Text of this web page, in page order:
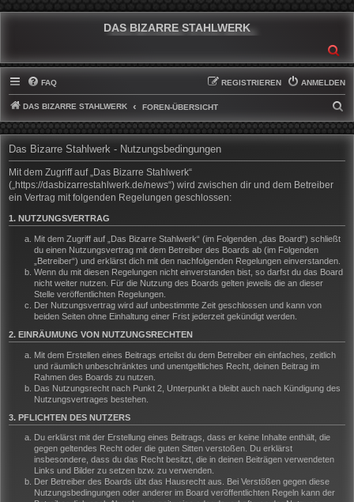
DAS BIZARRE STAHLWERK
FAQ ANMELDEN
REGISTRIEREN
DAS BIZARRE STAHLWERK FOREN-ÜBERSICHT
U
H
Das Bizarre Stahlwerk - Nutzungsbedingungen
Mit dem Zugriff auf „Das Bizarre Stahlwerk“
(„https://dasbizarrestahlwerk.de/news“) wird zwischen dir und dem Betreiber
ein Vertrag mit folgenden Regelungen geschlossen:
1. NUTZUNGSVERTRAG
Mit dem Zugriff auf „Das Bizarre Stahlwerk“ (im Folgenden „das Board“) schließt
du einen Nutzungsvertrag mit dem Betreiber des Boards ab (im Folgenden
„Betreiber“) und erklärst dich mit den nachfolgenden Regelungen einverstanden.
Wenn du mit diesen Regelungen nicht einverstanden bist, so darfst du das Board
nicht weiter nutzen. Für die Nutzung des Boards gelten jeweils die an dieser
Stelle veröffentlichten Regelungen.
Der Nutzungsvertrag wird auf unbestimmte Zeit geschlossen und kann von
beiden Seiten ohne Einhaltung einer Frist jederzeit gekündigt werden.
2. EINRÄUMUNG VON NUTZUNGSRECHTEN
Mit dem Erstellen eines Beitrags erteilst du dem Betreiber ein einfaches, zeitlich
und räumlich unbeschränktes und unentgeltliches Recht, deinen Beitrag im
Rahmen des Boards zu nutzen.
Das Nutzungsrecht nach Punkt 2, Unterpunkt a bleibt auch nach Kündigung des
Nutzungsvertrages bestehen.
3. PFLICHTEN DES NUTZERS
Du erklärst mit der Erstellung eines Beitrags, dass er keine Inhalte enthält, die
gegen geltendes Recht oder die guten Sitten verstoßen. Du erklärst
insbesondere, dass du das Recht besitzt, die in deinen Beiträgen verwendeten
Links und Bilder zu setzen bzw. zu verwenden.
Der Betreiber des Boards übt das Hausrecht aus. Bei Verstößen gegen diese
Nutzungsbedingungen oder anderer im Board veröffentlichten Regeln kann der